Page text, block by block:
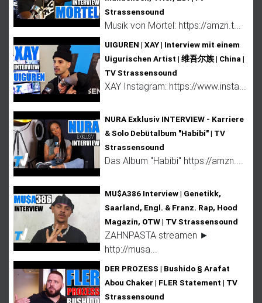
Strassensound
Musik von Mortel: https://amzn.t...
UIGUREN | XAY | Interview mit einem
Uigurischen Artist | 维吾尔族 | China |
TV Strassensound
XAY Instagram: https://www.insta...
NURA Exklusiv INTERVIEW - Karriere
& Solo Debütalbum "Habibi" | TV
Strassensound
Das Album "Habibi" https://amzn....
MU$A386 Interview | Genetikk,
Saarland, Engl. & Franz. Rap, Hood
Magazin, OTW | TV Strassensound
ZAHNPASTA streamen ►
http://musa...
DER PROZESS | Bushido § Arafat
Abou Chaker | FLER Statement | TV
Strassensound